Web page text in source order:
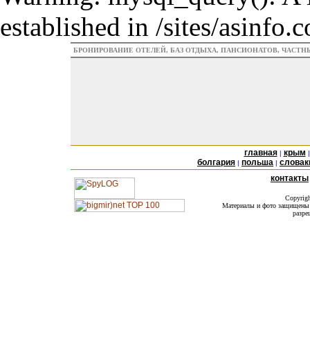
established in /sites/
БРОНИРОВАНИЕ ОТЕЛЕЙ, БАЗ ОТДЫХА, ПАНСИОНАТОВ,
главная| крым
болгария | польша |
контакты
Материалы и фото защищены